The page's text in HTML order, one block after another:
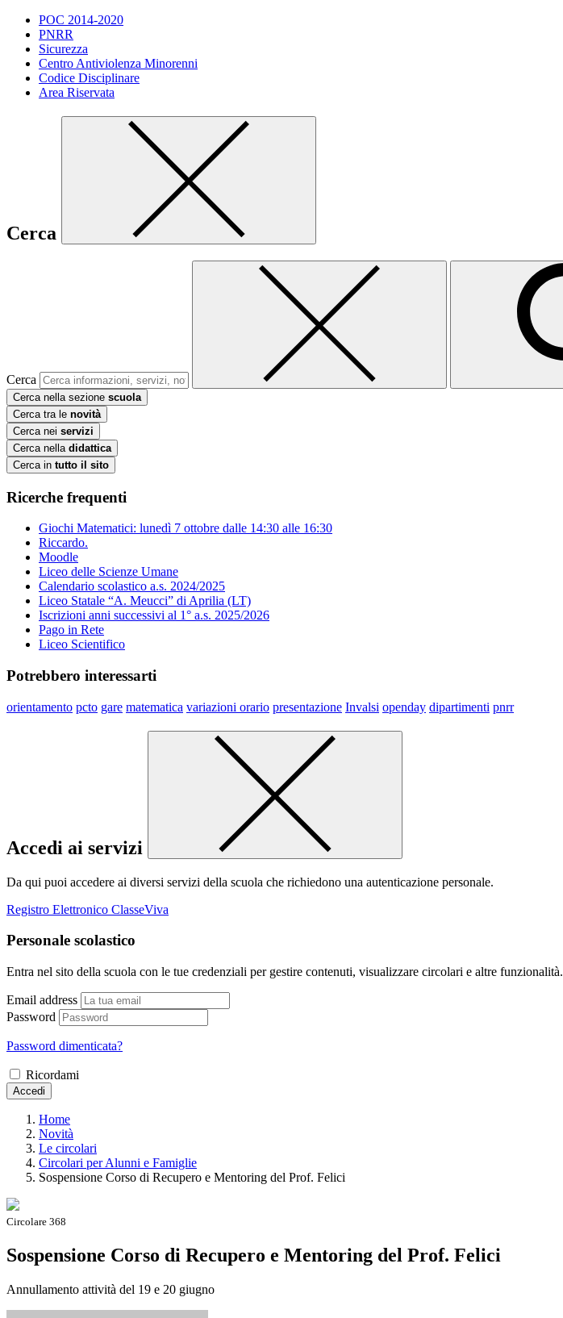
POC 2014-2020
PNRR
Sicurezza
Centro Antiviolenza Minorenni
Codice Disciplinare
Area Riservata
Cerca
Cerca
Cerca nella sezione scuola
Cerca tra le novità
Cerca nei servizi
Cerca nella didattica
Cerca in tutto il sito
Ricerche frequenti
Giochi Matematici: lunedì 7 ottobre dalle 14:30 alle 16:30
Riccardo.
Moodle
Liceo delle Scienze Umane
Calendario scolastico a.s. 2024/2025
Liceo Statale “A. Meucci” di Aprilia (LT)
Iscrizioni anni successivi al 1° a.s. 2025/2026
Pago in Rete
Liceo Scientifico
Potrebbero interessarti
orientamento pcto gare matematica variazioni orario presentazione Invalsi openday dipartimenti pnrr
Accedi ai servizi
Da qui puoi accedere ai diversi servizi della scuola che richiedono una autenticazione personale.
Registro Elettronico ClasseViva
Personale scolastico
Entra nel sito della scuola con le tue credenziali per gestire contenuti, visualizzare circolari e altre funzionalità.
Email address
Password
Password dimenticata?
Ricordami
Accedi
Home
Novità
Le circolari
Circolari per Alunni e Famiglie
Sospensione Corso di Recupero e Mentoring del Prof. Felici
Circolare 368
Sospensione Corso di Recupero e Mentoring del Prof. Felici
Annullamento attività del 19 e 20 giugno